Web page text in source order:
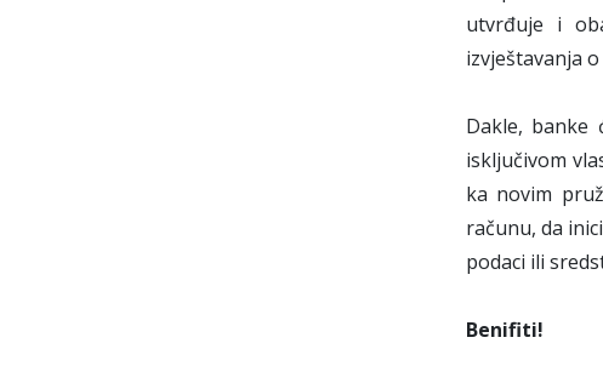
utvrđuje i
izvještavanja
Dakle, banke
isključivom
ka novim
računu, da
podaci ili
Benifiti!